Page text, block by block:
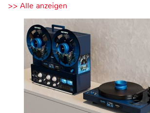
>> Alle anzeigen